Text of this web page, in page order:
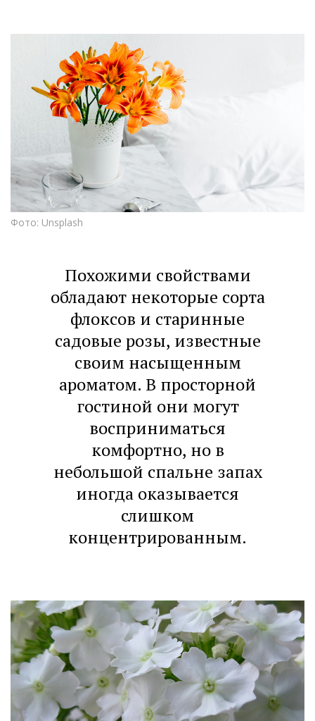
Фото: Unsplash
Похожими свойствами
обладают некоторые сорта
флоксов и старинные
садовые розы, известные
своим насыщенным
ароматом. В просторной
гостиной они могут
восприниматься
комфортно, но в
небольшой спальне запах
иногда оказывается
слишком
концентрированным.